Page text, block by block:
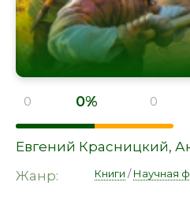
0 0% 0
Евгений Красницкий,
Жанр:
Книги /Научная